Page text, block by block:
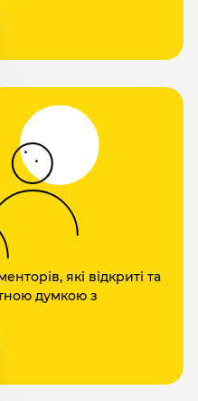
які відкриті та
думкою з